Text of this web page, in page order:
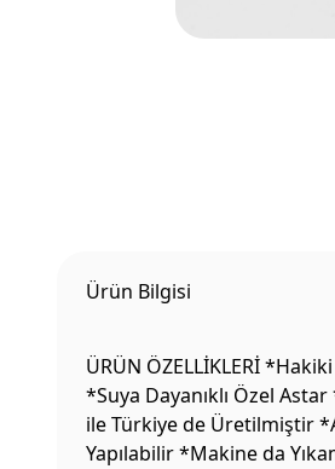
Ürün Bilgisi
ÜRÜN ÖZELLİKLERİ
*Suya Dayanıklı Özel
ile Türkiye de Üretilmiştir
Yapılabilir *Makine da